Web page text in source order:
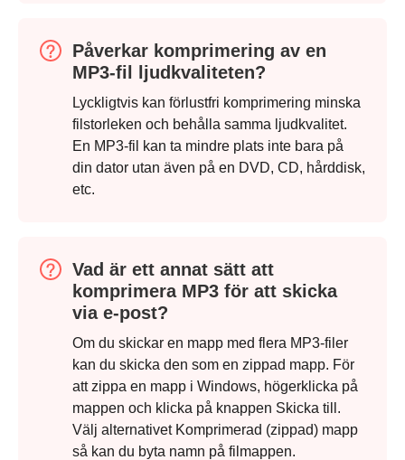
Steg 3.
Påverkar komprimering av en
MP3-fil ljudkvaliteten?
Lyckligtvis kan förlustfri komprimering minska
filstorleken och behålla samma ljudkvalitet.
En MP3-fil kan ta mindre plats inte bara på
din dator utan även på en DVD, CD, hårddisk,
etc.
Vad är ett annat sätt att
komprimera MP3 för att skicka
via e-post?
Om du skickar en mapp med flera MP3-filer
kan du skicka den som en zippad mapp. För
att zippa en mapp i Windows, högerklicka på
mappen och klicka på knappen Skicka till.
Välj alternativet Komprimerad (zippad) mapp
så kan du byta namn på filmappen.